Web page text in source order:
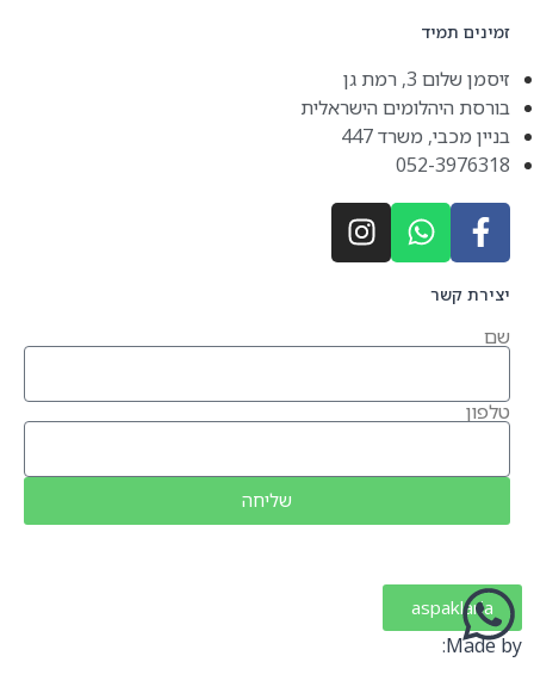
זמינים תמיד
זיסמן שלום 3, רמת גן
בורסת היהלומים הישראלית
בניין מכבי, משרד 447
052-3976318
יצירת קשר
שם
טלפון
שליחה
aspaklaria
Made by: